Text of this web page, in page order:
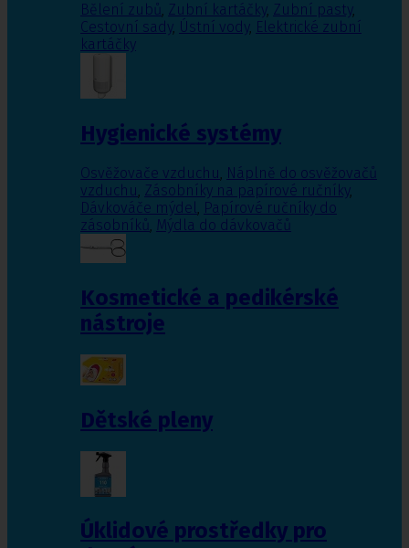
Bělení zubů, Zubní kartáčky, Zubní pasty,
Cestovní sady, Ústní vody, Elektrické zubní
kartáčky
Hygienické systémy
Osvěžovače vzduchu, Náplně do osvěžovačů
vzduchu, Zásobníky na papírové ručníky,
Dávkováče mýdel, Papírové ručníky do
zásobníků, Mýdla do dávkovačů
Kosmetické a pedikérské
nástroje
Dětské pleny
Úklidové prostředky pro